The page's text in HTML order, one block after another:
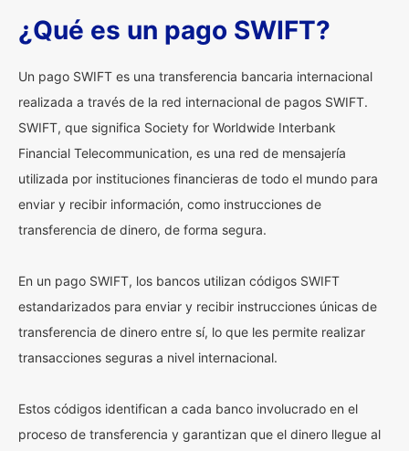
¿Qué es un pago SWIFT?
Un pago SWIFT es una transferencia bancaria internacional
realizada a través de la red internacional de pagos SWIFT.
SWIFT, que significa Society for Worldwide Interbank
Financial Telecommunication, es una red de mensajería
utilizada por instituciones financieras de todo el mundo para
enviar y recibir información, como instrucciones de
transferencia de dinero, de forma segura.
En un pago SWIFT, los bancos utilizan códigos SWIFT
estandarizados para enviar y recibir instrucciones únicas de
transferencia de dinero entre sí, lo que les permite realizar
transacciones seguras a nivel internacional.
Estos códigos identifican a cada banco involucrado en el
proceso de transferencia y garantizan que el dinero llegue al